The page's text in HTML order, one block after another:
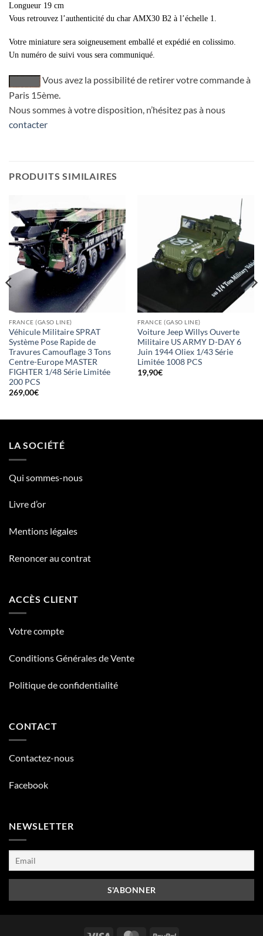
Longueur 19 cm
Vous retrouvez l’authenticité du char AMX30 B2 à l’échelle 1.
Votre miniature sera soigneusement emballé et expédié en colissimo.
Un numéro de suivi vous sera communiqué.
Vous avez la possibilité de retirer votre commande à
Paris 15ème.
Nous sommes à votre disposition, n’hésitez pas à nous
contacter
PRODUITS SIMILAIRES
FRANCE (GASO LINE)
Véhicule Militaire SPRAT
Système Pose Rapide de
Travures Camouflage 3 Tons
Centre-Europe MASTER
FIGHTER 1/48 Série Limitée
200 PCS
269,00€
FRANCE (GASO LINE)
Voiture Jeep Willys Ouverte
Militaire US ARMY D-DAY 6
Juin 1944 Oliex 1/43 Série
Limitée 1008 PCS
19,90€
LA SOCIÉTÉ
Qui sommes-nous
Livre d’or
Mentions légales
Renoncer au contrat
ACCÈS CLIENT
Votre compte
Conditions Générales de Vente
Politique de confidentialité
CONTACT
Contactez-nous
Facebook
NEWSLETTER